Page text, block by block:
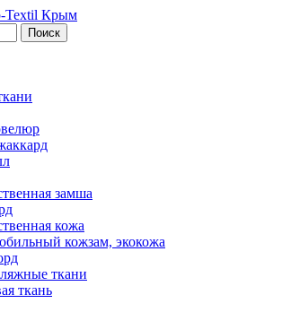
Поиск
замша
кожа
кожзам, экокожа
ткани
ткань